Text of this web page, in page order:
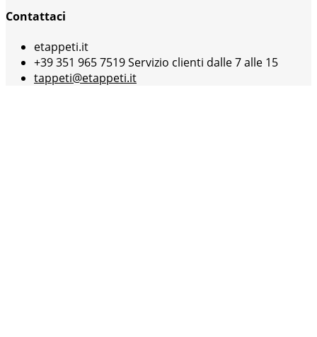
Contattaci
etappeti.it
+39 351 965 7519 Servizio clienti dalle 7 alle 15
tappeti@etappeti.it